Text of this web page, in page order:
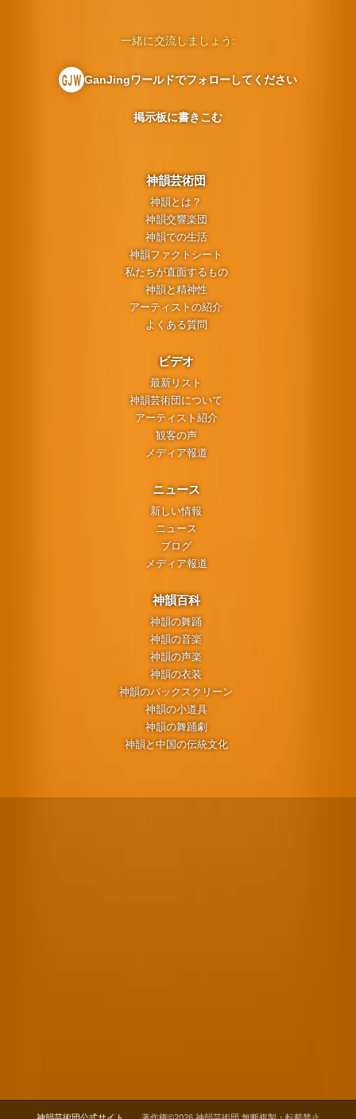
神韻芸術団
神韻とは？
神韻交響楽団
神韻での生活
神韻ファクトシート
私たちが直面するもの
神韻と精神性
アーティストの紹介
よくある質問
ビデオ
最新リスト
神韻芸術団について
アーティスト紹介
観客の声
メディア報道
ニュース
新しい情報
ニュース
ブログ
メディア報道
神韻百科
神韻の舞踊
神韻の音楽
神韻の声楽
神韻の衣装
神韻のバックスクリーン
神韻の小道具
神韻の舞踊劇
神韻と中国の伝統文化
一緒に交流しましょう:
GanJingワールドでフォローしてください
掲示板に書きこむ